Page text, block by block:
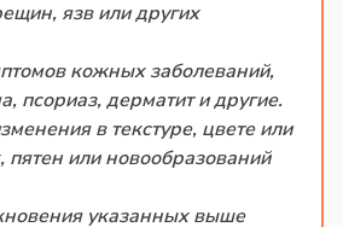
язв или других
кожных заболеваний,
псориаз, дерматит и другие.
в текстуре, цвете или
или новообразований
указанных выше